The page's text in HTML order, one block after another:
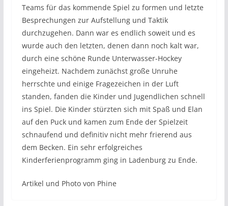
Teams für das kommende Spiel zu formen und letzte
Besprechungen zur Aufstellung und Taktik
durchzugehen. Dann war es endlich soweit und es
wurde auch den letzten, denen dann noch kalt war,
durch eine schöne Runde Unterwasser-Hockey
eingeheizt. Nachdem zunächst große Unruhe
herrschte und einige Fragezeichen in der Luft
standen, fanden die Kinder und Jugendlichen schnell
ins Spiel. Die Kinder stürzten sich mit Spaß und Elan
auf den Puck und kamen zum Ende der Spielzeit
schnaufend und definitiv nicht mehr frierend aus
dem Becken. Ein sehr erfolgreiches
Kinderferienprogramm ging in Ladenburg zu Ende.
Artikel und Photo von Phine